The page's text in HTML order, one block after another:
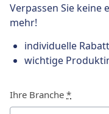
Verpassen Sie keine
mehr!
individuelle
wichtige
Ihre Branche *